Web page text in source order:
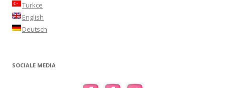
Turkce
English
Deutsch
SOCIALE MEDIA